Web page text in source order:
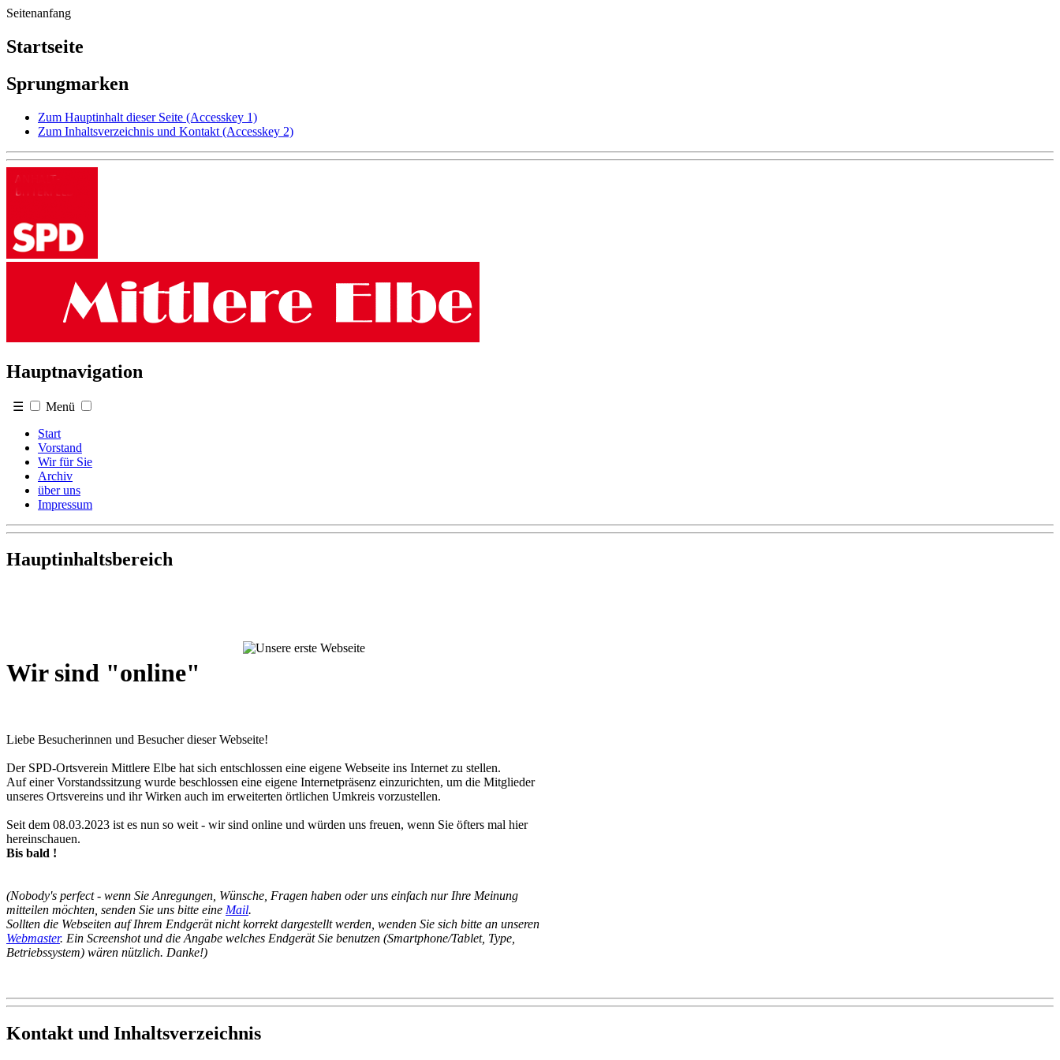
Seitenanfang
Startseite
Sprungmarken
Zum Hauptinhalt dieser Seite (Accesskey 1)
Zum Inhaltsverzeichnis und Kontakt (Accesskey 2)
Hauptnavigation
☰
Menü
Start
Vorstand
Wir für Sie
Archiv
über uns
Impressum
Hauptinhaltsbereich
Wir sind "online"
Liebe Besucherinnen und Besucher dieser Webseite!
Der SPD-Ortsverein Mittlere Elbe hat sich entschlossen eine eigene Webseite ins Internet zu stellen.
Auf einer Vorstandssitzung wurde beschlossen eine eigene Internetpräsenz einzurichten, um die Mitglieder
unseres Ortsvereins und ihr Wirken auch im erweiterten örtlichen Umkreis vorzustellen.
Seit dem 08.03.2023 ist es nun so weit - wir sind online und würden uns freuen, wenn Sie öfters mal hier
hereinschauen.
Bis bald !
(Nobody's perfect - wenn Sie Anregungen, Wünsche, Fragen haben oder uns einfach nur Ihre Meinung
mitteilen möchten, senden Sie uns bitte eine Mail.
Sollten die Webseiten auf Ihrem Endgerät nicht korrekt dargestellt werden, wenden Sie sich bitte an unseren
Webmaster. Ein Screenshot und die Angabe welches Endgerät Sie benutzen (Smartphone/Tablet, Type,
Betriebssystem) wären nützlich. Danke!)
Kontakt und Inhaltsverzeichnis